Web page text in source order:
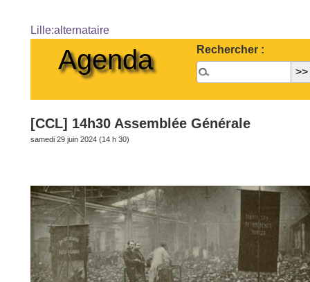
Lille:alternataire
Agenda Rechercher :
[CCL] 14h30 Assemblée Générale
samedi 29 juin 2024 (14 h 30)